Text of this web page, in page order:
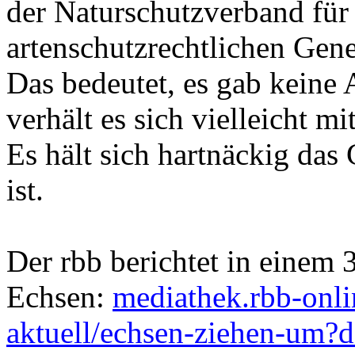
der Naturschutzverband
artenschutzrechtlichen
Das bedeutet, es gab
verhält es sich vielleicht
Es hält sich hartnäckig das
ist.
Der rbb berichtet in einem
Echsen: mediathek.rbb-
aktuell/echsen-ziehen-